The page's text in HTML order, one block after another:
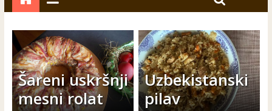
Šareni uskršnji
mesni rolat
Uzbekistanski
pilav